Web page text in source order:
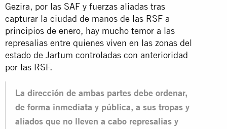
Gezira, por las SAF y fuerzas aliadas tras
capturar la ciudad de manos de las RSF a
principios de enero, hay mucho temor a las
represalias entre quienes viven en las zonas del
estado de Jartum controladas con anterioridad
por las RSF.
La dirección de ambas partes debe ordenar,
de forma inmediata y pública, a sus tropas y
aliados que no lleven a cabo represalias y